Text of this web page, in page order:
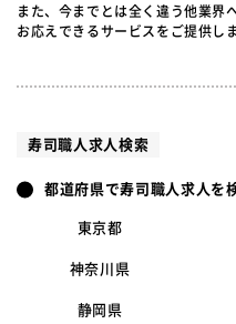
また、今までとは全く違う他業界
お応えできるサービスをご提供し
寿司職人求人検索
都道府県で寿司職人求人を
東京都
神奈川県
静岡県